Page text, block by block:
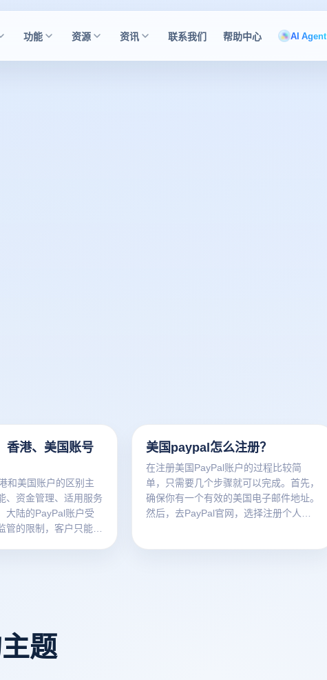
功能 资源 资讯 联系我们 帮助中心 AI Agent
香港、美国账号
和美国账户的区别主
、资金管理、适用服务
大陆的PayPal账户受
管的限制，客户只能绑
还享有最低的费用和最
适合与美国市场频繁
美国paypal怎么注册？
在注册美国PayPal账户的过程比较简
单，只需要几个步骤就可以完成。首先，
确保你有一个有效的美国电子邮件地址。
然后，去PayPal官网，选择注册个人账
题